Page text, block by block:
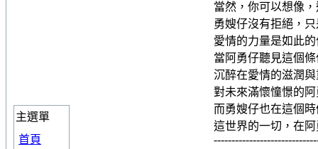
主選單
首頁
當然，你可以想像
勇嫂仔沒有拒絕，
愛情的力量是如此
當阿勇仔聽見這個
沉醉在愛情的滋潤
對未來滿懷憧憬的
而勇嫂仔也在這個
這世界的一切，在